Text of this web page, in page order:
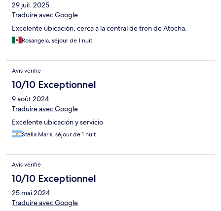
29 juil. 2025
Traduire avec Google
Excelente ubicación, cerca a la central de tren de Atocha.
Rosangela, séjour de 1 nuit
Avis vérifié
10/10 Exceptionnel
9 août 2024
Traduire avec Google
Excelente ubicación y servicio
Stella Maris, séjour de 1 nuit
Avis vérifié
10/10 Exceptionnel
25 mai 2024
Traduire avec Google